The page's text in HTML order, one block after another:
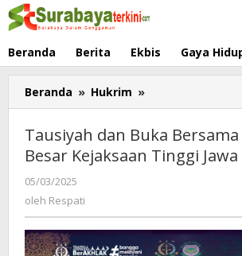
Lewati
ke
Beranda Berita Ekbis Gaya
Beranda » Hukrim »
dan
Buka
Bersama
Keluarga
Timur
Tausiyah dan Buka
Besar Kejaksaan Tinggi
05/03/2025
oleh Respati